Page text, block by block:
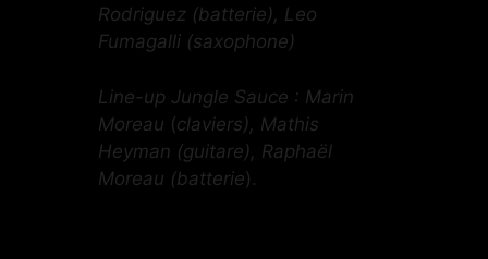
Rodriguez (batterie), Leo
Fumagalli (saxophone)
Line-up Jungle Sauce : Marin
Moreau (claviers), Mathis
Heyman (guitare), Raphaël
Moreau (batterie).